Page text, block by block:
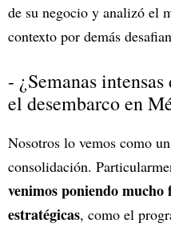
de su negocio y analizó el
contexto por demás
- ¿Semanas
el desembarco en
Nosotros lo vemos como
consolidación.
venimos poniendo mucho
estratégicas, como el